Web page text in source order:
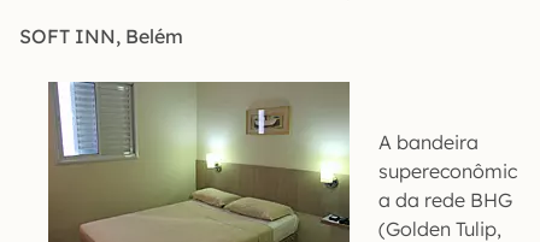
SOFT INN, Belém
A bandeira
supereconômic
a da rede BHG
(Golden Tulip,